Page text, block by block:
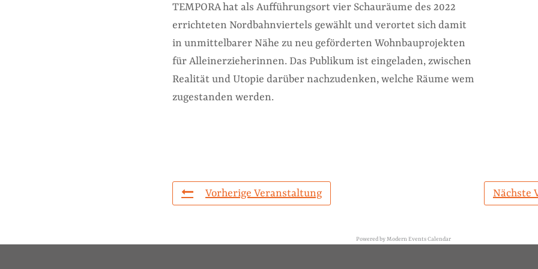
TEMPORA hat als Aufführungsort vier Schauräume des 2022
errichteten Nordbahnviertels gewählt und verortet sich damit
in unmittelbarer Nähe zu neu geförderten Wohnbauprojekten
für Alleinerzieherinnen. Das Publikum ist eingeladen, zwischen
Realität und Utopie darüber nachzudenken, welche Räume wem
zugestanden werden.
Vorherige Veranstaltung Nächste
Powered byModern Events Calendar